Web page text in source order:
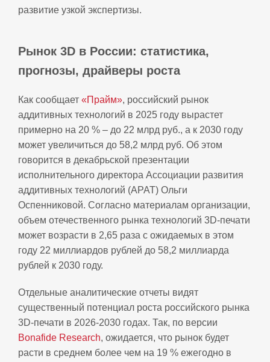
развитие узкой экспертизы.
Рынок 3D в России: статистика,
прогнозы, драйверы роста
Как сообщает «Прайм», российский рынок
аддитивных технологий в 2025 году вырастет
примерно на 20 % – до 22 млрд руб., а к 2030 году
может увеличиться до 58,2 млрд руб. Об этом
говорится в декабрьской презентации
исполнительного директора Ассоциации развития
аддитивных технологий (АРАТ) Ольги
Оспенниковой. Согласно материалам организации,
объем отечественного рынка технологий 3D‑печати
может возрасти в 2,65 раза с ожидаемых в этом
году 22 миллиардов рублей до 58,2 миллиарда
рублей к 2030 году.
Отдельные аналитические отчеты видят
существенный потенциал роста российского рынка
3D‑печати в 2026‑2030 годах. Так, по версии
Bonafide Research, ожидается, что рынок будет
расти в среднем более чем на 19 % ежегодно в